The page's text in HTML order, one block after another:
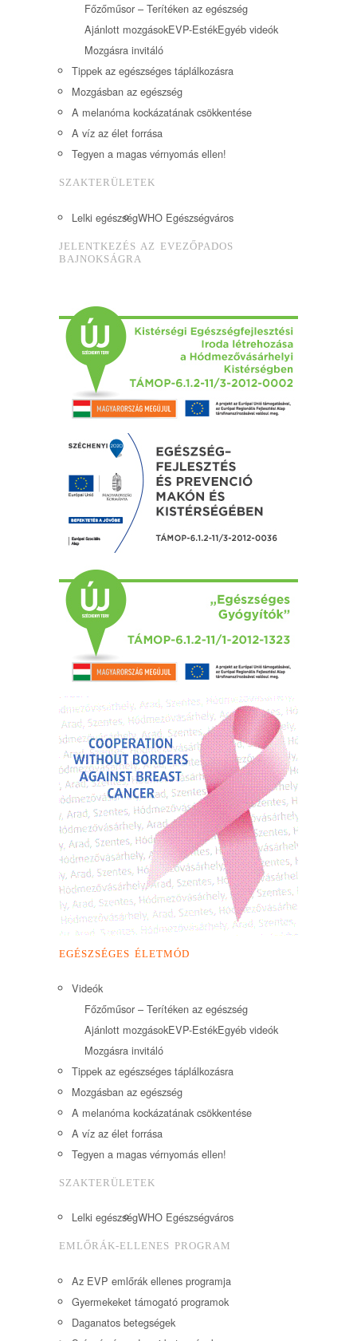
Főzőműsor – Terítéken az egészség
Ajánlott mozgásokEVP-EstékEgyéb videók
Mozgásra invitáló
Tippek az egészséges táplálkozásra
Mozgásban az egészség
A melanóma kockázatának csökkentése
A víz az élet forrása
Tegyen a magas vérnyomás ellen!
SZAKTERÜLETEK
Lelki egészségWHO Egészségváros
JELENTKEZÉS AZ EVEZŐPADOS
BAJNOKSÁGRA
EGÉSZSÉGES ÉLETMÓD
Videók
Főzőműsor – Terítéken az egészség
Ajánlott mozgásokEVP-EstékEgyéb videók
Mozgásra invitáló
Tippek az egészséges táplálkozásra
Mozgásban az egészség
A melanóma kockázatának csökkentése
A víz az élet forrása
Tegyen a magas vérnyomás ellen!
SZAKTERÜLETEK
Lelki egészségWHO Egészségváros
EMLŐRÁK-ELLENES PROGRAM
Az EVP emlőrák ellenes programja
Gyermekeket támogató programok
Daganatos betegségek